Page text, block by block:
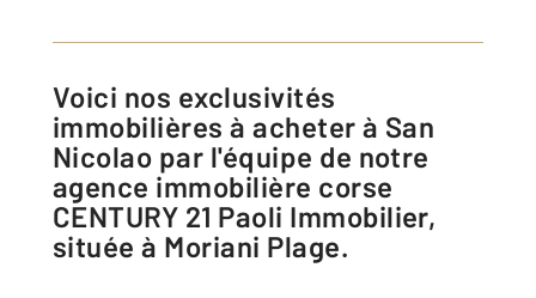
Voici nos exclusivités
immobilières à acheter à San
Nicolao par l'équipe de notre
agence immobilière corse
CENTURY 21 Paoli Immobilier,
située à Moriani Plage.